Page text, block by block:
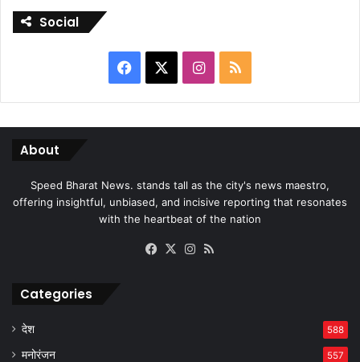
Social
Facebook Instagram
RSS
About
Speed Bharat News. stands tall as the city's news maestro,
offering insightful, unbiased, and incisive reporting that resonates
with the heartbeat of the nation
Facebook
X Instagram
Categories
देश 588
मनोरंजन 557